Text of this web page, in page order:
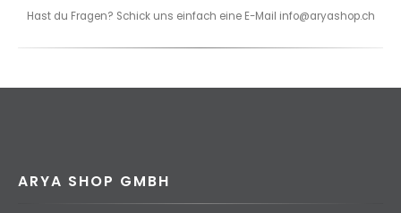
Hast du Fragen? Schick uns einfach eine E-Mail info@aryashop.ch
ARYA SHOP GMBH